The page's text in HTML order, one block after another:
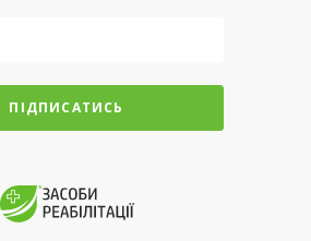
ПІДПИСАТИСЬ